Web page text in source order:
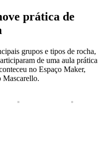
prática de
grupos e tipos de rocha,
de uma aula prática
no Espaço Maker,
Mascarello.